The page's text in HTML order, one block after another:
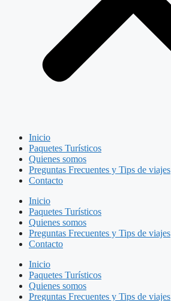
Inicio
Paquetes Turísticos
Quienes somos
Preguntas Frecuentes y Tips de viajes
Contacto
Inicio
Paquetes Turísticos
Quienes somos
Preguntas Frecuentes y Tips de viajes
Contacto
Inicio
Paquetes Turísticos
Quienes somos
Preguntas Frecuentes y Tips de viajes